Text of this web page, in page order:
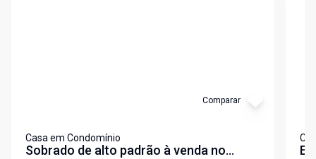
Comparar
Casa em Condomínio
Sobrado de alto padrão à venda no